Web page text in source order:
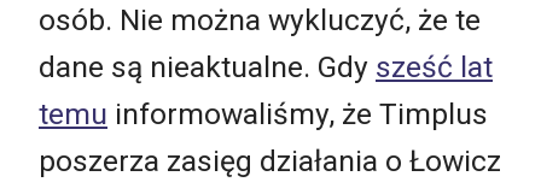
osób. Nie można wykluczyć, że te
dane są nieaktualne. Gdy sześć lat
temu informowaliśmy, że Timplus
poszerza zasięg działania o Łowicz